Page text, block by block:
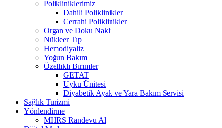
Polikliniklerimiz
Dahili Poliklinikler
Cerrahi Poliklinikler
Organ ve Doku Nakli
Nükleer Tıp
Hemodiyaliz
Yoğun Bakım
Özellikli Birimler
GETAT
Uyku Ünitesi
Diyabetik Ayak ve Yara Bakım Servisi
Sağlık Turizmi
Yönlendirme
MHRS Randevu Al